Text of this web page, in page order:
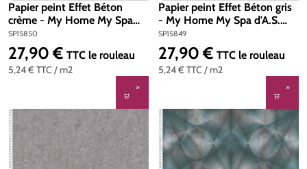
Papier peint Effet Béton
crème - My Home My Spa
d'A.S. Création | Réf.
SP15850
SP15850
5,24 €TTC / m2
Prix régulier :
27,90 € TTC le rouleau
Papier peint Effet Béton gris
- My Home My Spa d'A.S.
Création | Réf. SP15849
SP15849
5,24 €TTC / m2
Prix régulier :
27,90 € TTC le rouleau